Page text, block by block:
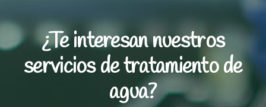
¿Te interesan nuestros
servicios de tratamiento de
agua?